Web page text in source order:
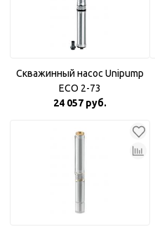
Скважинный насос Unipump
ECO 2-73
24 057 руб.